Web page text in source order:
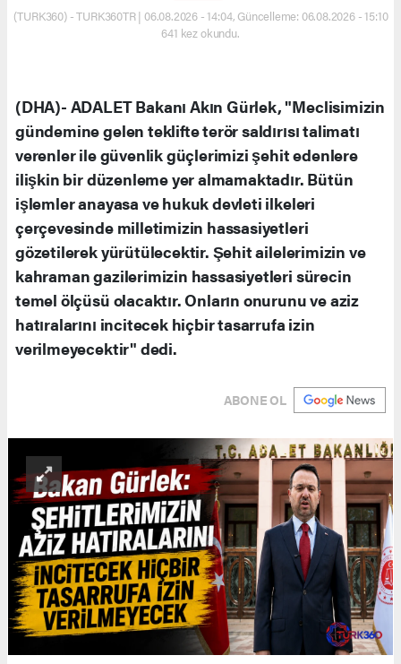
(TURK360) - TURK360TR | 06.08.2026 - 14:04, Güncelleme: 06.08.2026 - 15:10
641 kez okundu.
(DHA)- ADALET Bakanı Akın Gürlek, "Meclisimizin
gündemine gelen teklifte terör saldırısı talimatı
verenler ile güvenlik güçlerimizi şehit edenlere
ilişkin bir düzenleme yer almamaktadır. Bütün
işlemler anayasa ve hukuk devleti ilkeleri
çerçevesinde milletimizin hassasiyetleri
gözetilerek yürütülecektir. Şehit ailelerimizin ve
kahraman gazilerimizin hassasiyetleri sürecin
temel ölçüsü olacaktır. Onların onurunu ve aziz
hatıralarını incitecek hiçbir tasarrufa izin
verilmeyecektir" dedi.
ABONE OL